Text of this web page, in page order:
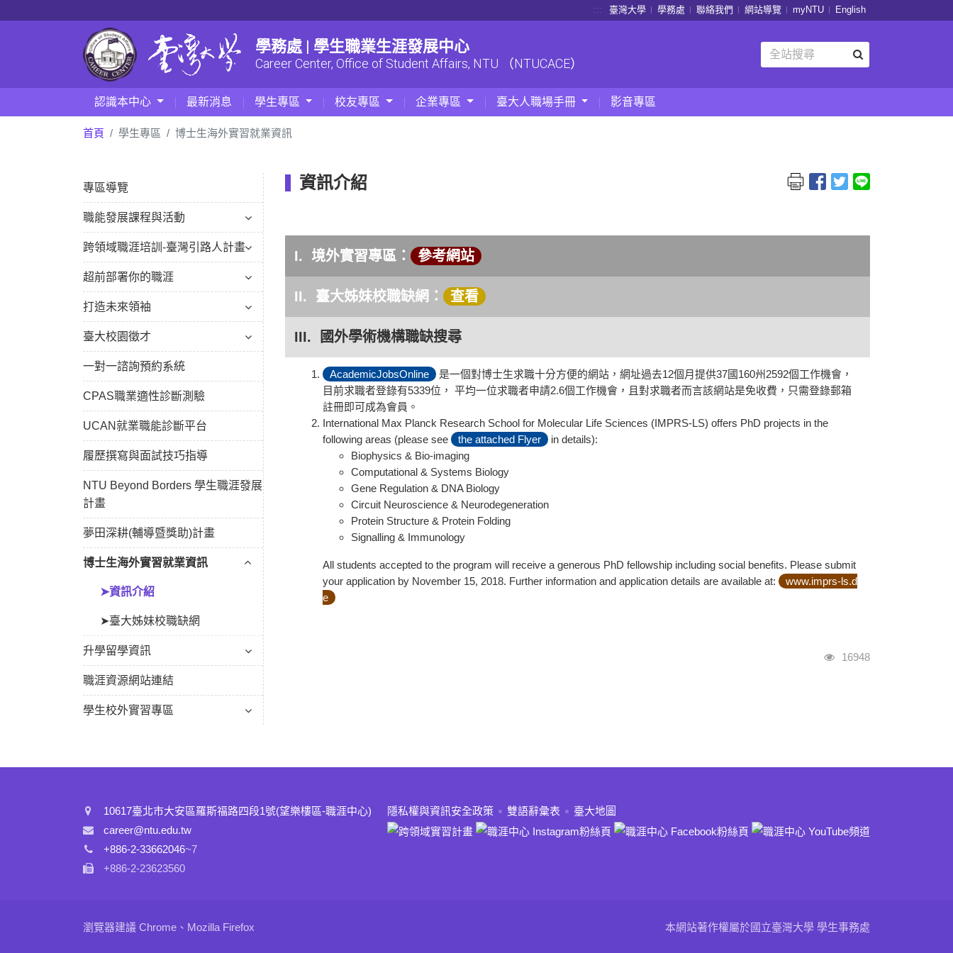
::: 臺灣大學 學務處 聯絡我們 網站導覽 myNTU English
學務處 | 學生職業生涯發展中心
Career Center, Office of Student Affairs, NTU （NTUCACE）
認識本中心 最新消息 學生專區 校友專區 企業專區 臺大人職場手冊 影音專區
首頁 學生專區 博士生海外實習就業資訊
專區導覽
職能發展課程與活動
跨領域職涯培訓-臺灣引路人計畫
超前部署你的職涯
打造未來領袖
臺大校園徵才
一對一諮詢預約系統
CPAS職業適性診斷測驗
UCAN就業職能診斷平台
履歷撰寫與面試技巧指導
NTU Beyond Borders 學生職涯發展
計畫
夢田深耕(輔導暨獎助)計畫
博士生海外實習就業資訊
➤資訊介紹
➤臺大姊妹校職缺網
升學留學資訊
職涯資源網站連結
學生校外實習專區
資訊介紹
I. 境外實習專區： 參考網站
II. 臺大姊妹校職缺網： 查看
III. 國外學術機構職缺搜尋
AcademicJobsOnline
是一個對博士生求職十分方便的網站，網址過去12個月提供37國160州2592個工作機會，
目前求職者登錄有5339位， 平均一位求職者申請2.6個工作機會，且對求職者而言該網站是免收費，只需登錄郵箱
註冊即可成為會員。
International Max Planck Research School for Molecular Life Sciences (IMPRS-LS) offers PhD projects in the
following areas (please see
the attached Flyer
in details):
Biophysics & Bio-imaging
Computational & Systems Biology
Gene Regulation & DNA Biology
Circuit Neuroscience & Neurodegeneration
Protein Structure & Protein Folding
Signalling & Immunology
All students accepted to the program will receive a generous PhD fellowship including social benefits. Please submit
your application by November 15, 2018. Further information and application details are available at:
www.imprs-ls.d
e
瀏覽人次
16948
:::
隱私權與資訊安全政策 雙語辭彙表 臺大地圖
10617臺北市大安區羅斯福路四段1號(望樂樓區-職涯中心)
career@ntu.edu.tw
+886-2-33662046~7
+886-2-23623560
瀏覽器建議 Chrome、Mozilla Firefox 本網站著作權屬於國立臺灣大學 學生事務處